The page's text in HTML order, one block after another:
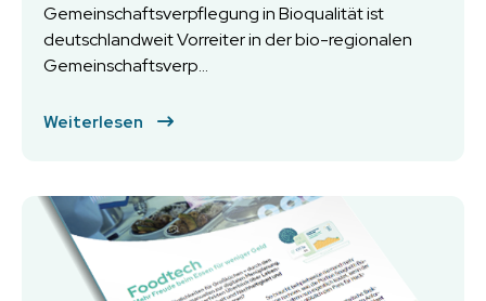
Gemeinschaftsverpflegung in Bioqualität ist
deutschlandweit Vorreiter in der bio-regionalen
Gemeinschaftsverp...
Weiterlesen